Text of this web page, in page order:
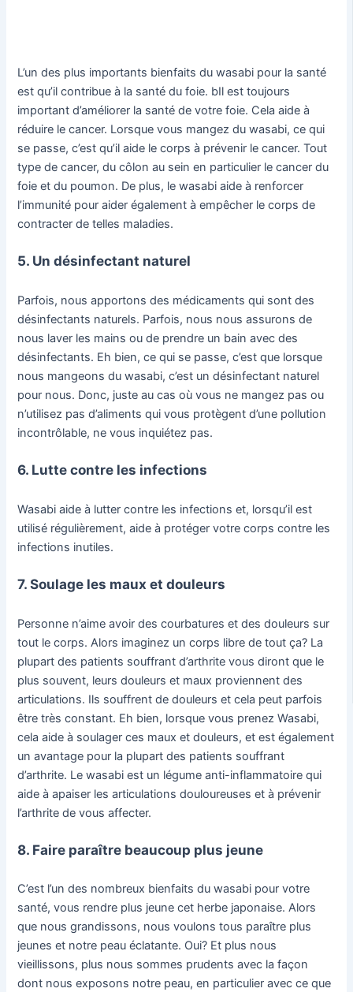
L’un des plus importants bienfaits du wasabi pour la santé
est qu’il contribue à la santé du foie. bIl est toujours
important d’améliorer la santé de votre foie. Cela aide à
réduire le cancer. Lorsque vous mangez du wasabi, ce qui
se passe, c’est qu’il aide le corps à prévenir le cancer. Tout
type de cancer, du côlon au sein en particulier le cancer du
foie et du poumon. De plus, le wasabi aide à renforcer
l’immunité pour aider également à empêcher le corps de
contracter de telles maladies.
5. Un désinfectant naturel
Parfois, nous apportons des médicaments qui sont des
désinfectants naturels. Parfois, nous nous assurons de
nous laver les mains ou de prendre un bain avec des
désinfectants. Eh bien, ce qui se passe, c’est que lorsque
nous mangeons du wasabi, c’est un désinfectant naturel
pour nous. Donc, juste au cas où vous ne mangez pas ou
n’utilisez pas d’aliments qui vous protègent d’une pollution
incontrôlable, ne vous inquiétez pas.
6. Lutte contre les infections
Wasabi aide à lutter contre les infections et, lorsqu’il est
utilisé régulièrement, aide à protéger votre corps contre les
infections inutiles.
7. Soulage les maux et douleurs
Personne n’aime avoir des courbatures et des douleurs sur
tout le corps. Alors imaginez un corps libre de tout ça? La
plupart des patients souffrant d’arthrite vous diront que le
plus souvent, leurs douleurs et maux proviennent des
articulations. Ils souffrent de douleurs et cela peut parfois
être très constant. Eh bien, lorsque vous prenez Wasabi,
cela aide à soulager ces maux et douleurs, et est également
un avantage pour la plupart des patients souffrant
d’arthrite. Le wasabi est un légume anti-inflammatoire qui
aide à apaiser les articulations douloureuses et à prévenir
l’arthrite de vous affecter.
8. Faire paraître beaucoup plus jeune
C’est l’un des nombreux bienfaits du wasabi pour votre
santé, vous rendre plus jeune cet herbe japonaise. Alors
que nous grandissons, nous voulons tous paraître plus
jeunes et notre peau éclatante. Oui? Et plus nous
vieillissons, plus nous sommes prudents avec la façon
dont nous exposons notre peau, en particulier avec ce que